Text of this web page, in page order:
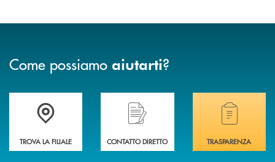
Come possiamo aiutarti?
Accedi all' elenco completo delle filiali .
TROVA LA FILIALE
Hai bisogno di assistenza immediata?
CONTATTO DIRETTO
Hai bisogno di
TRASPARENZA